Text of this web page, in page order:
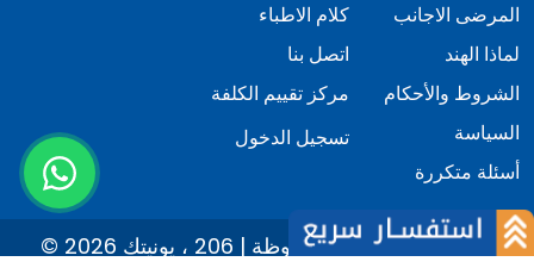
المرضى الاجانب
لماذا الهند
الشروط والأحكام
السياسة
أسئلة متكررة
كلام الاطباء
اتصل بنا
مركز تقييم الكلفة
تسجيل الدخول
© 2026 كيور انديا. كل الحقوق محفوظة | 206 ، يونيتك